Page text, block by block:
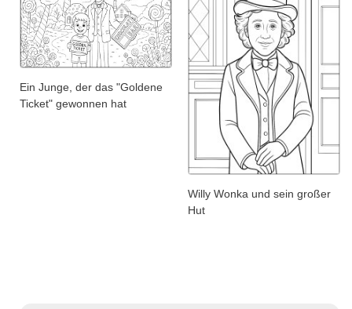
Ein Junge, der das "Goldene
Ticket" gewonnen hat
Willy Wonka und sein großer
Hut